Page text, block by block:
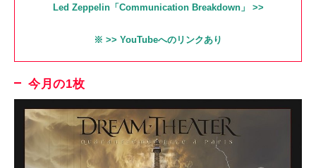
Led Zeppelin「Communication Breakdown」 >>
※ >> YouTubeへのリンクあり
今月の1枚